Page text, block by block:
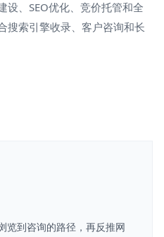
设、SEO优化、竞价托管和全
搜索引擎收录、客户咨询和长
览到咨询的路径，再反推网